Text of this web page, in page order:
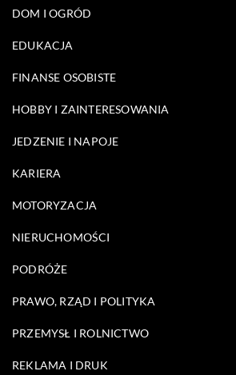
DOM I OGRÓD
EDUKACJA
FINANSE OSOBISTE
HOBBY I ZAINTERESOWANIA
JEDZENIE I NAPOJE
KARIERA
MOTORYZACJA
NIERUCHOMOŚCI
PODRÓŻE
PRAWO, RZĄD I POLITYKA
PRZEMYSŁ I ROLNICTWO
REKLAMA I DRUK